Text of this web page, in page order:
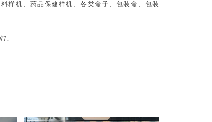
样机、药品保健样机、各类盒子、包装盒、包装
。